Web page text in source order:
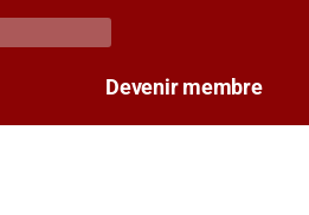
Devenir membre